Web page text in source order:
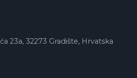
23a, 32273 Gradište, Hrvatska